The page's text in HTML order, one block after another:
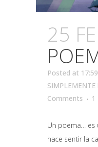
25
Posted at
SIMPLEMENTE
Comments
1
Un poema… es
hace sentir la